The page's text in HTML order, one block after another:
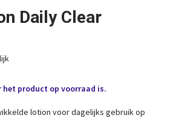
Daily Clear
het product op voorraad is.
lotion voor dagelijks gebruik op